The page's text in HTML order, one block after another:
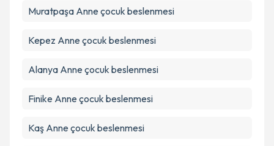
Metni'ni okudum ve kişisel verilerimin belirtilen
Muratpaşa Anne çocuk beslenmesi
Kepez Anne çocuk beslenmesi
Alanya Anne çocuk beslenmesi
Finike Anne çocuk beslenmesi
Kaş Anne çocuk beslenmesi